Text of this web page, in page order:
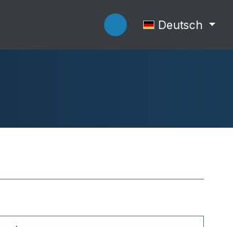
Deutsch
Wannenträger